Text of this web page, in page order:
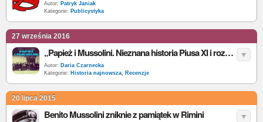
Autor: Patryk Janiak
Kategorie: Publicystyka
27 września 2016
„Papież i Mussolini. Nieznana historia Piusa XI i rozkwit faszyzmu w Europie” – D. I. Kertzer – recenzja
Autor: Daria Czarnecka
Kategorie: Historia najnowsza, Recenzje
20 lipca 2015
Benito Mussolini zniknie z pamiątek w Rimini